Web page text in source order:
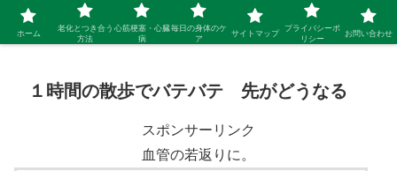
シニア 新しい人生を開拓するブログ
１時間の散歩でバテバテ 先がどうなる
スポンサーリンク
血管の若返りに。
ホーム
老化とつき合う
方法
心筋梗塞・心臓
病
毎日の身体のケ
ア
サイトマップ
プライバシーポ
リシー
お問い合わせ